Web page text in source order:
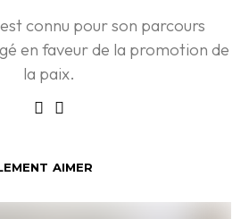
connu pour son parcours
en faveur de la promotion de
la paix.
AIMER